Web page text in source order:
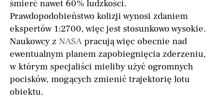
śmierć nawet 60% ludzkości.
Prawdopodobieństwo kolizji wynosi zdaniem
ekspertów 1:2700, więc jest stosunkowo wysokie.
Naukowcy z NASA pracują więc obecnie nad
ewentualnym planem zapobiegnięcia zderzeniu,
w którym specjaliści mieliby użyć ogromnych
pocisków, mogących zmienić trajektorię lotu
obiektu.